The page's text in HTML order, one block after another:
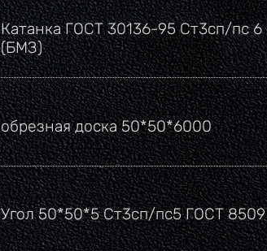
Катанка ГОСТ 30136-95 Ст3сп/пс 6
(БМЗ)
обрезная доска 50*50*6000
Угол 50*50*5 Ст3сп/пс5 ГОСТ 8509